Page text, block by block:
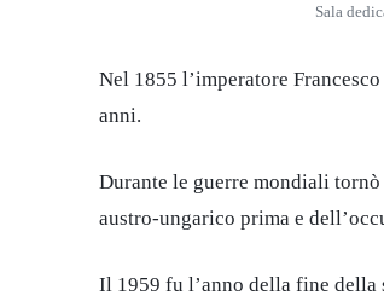
Sala
Nel 1855 l’imperatore
anni.
Durante le guerre mondiali
austro-ungarico prima e
Il 1959 fu l’anno della fine